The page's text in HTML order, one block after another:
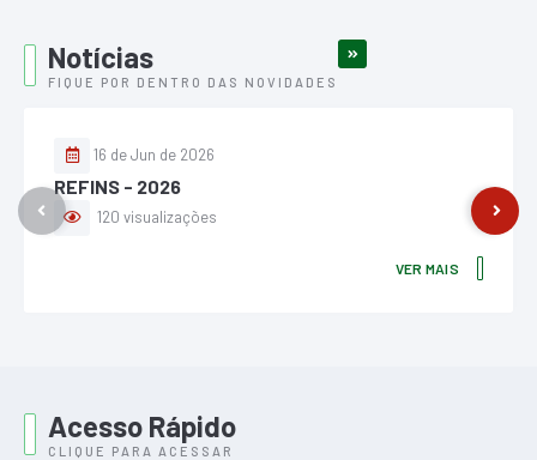
Notícias
FIQUE POR DENTRO DAS NOVIDADES
REFINS - 2026
16 de Jun de 2026
120 visualizações
VER MAIS
Acesso Rápido
CLIQUE PARA ACESSAR